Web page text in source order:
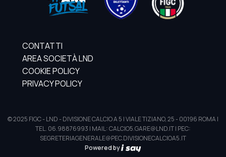
CONTATTI
AREA SOCIETÀ LND
COOKIE POLICY
PRIVACY POLICY
© 2025 FIGC - LND - DIVISIONE CALCIO A 5 | VIALE TIZIANO, 25 - 00196 ROMA |
TEL. 06.98876993 | MAIL: CALCIO5.GARE@LND.IT | PEC:
SEGRETERIAGENERALE@PEC.DIVISIONECALCIOA5.IT
Powered by